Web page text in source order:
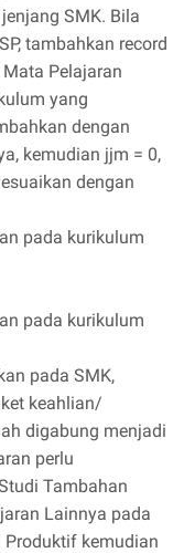
SMK. Bila
tambahkan record
Pelajaran
yang
dengan
kemudian jjm = 0,
dengan
pada kurikulum
pada kurikulum
pada SMK,
keahlian/
digabung menjadi
perlu
Tambahan
Lainnya pada
kemudian